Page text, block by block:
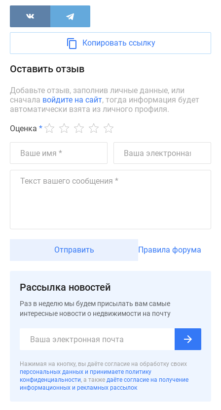
водоема
Бизнес-
центры
Скидки
акции
Макс
Копировать ссылку
Оставить отзыв
Добавьте отзыв, заполнив личные данные, или
сначала войдите на сайт, тогда информация будет
автоматически взята из личного профиля.
Оценка *
Отправить Правила форума
Рассылка новостей
Раз в неделю мы будем присылать вам самые
интересные новости о недвижимости на почту
Нажимая на кнопку, вы даёте согласие на обработку своих
персональных данных и принимаете политику
конфиденциальности, а также даёте согласие на получение
информационных и рекламных рассылок